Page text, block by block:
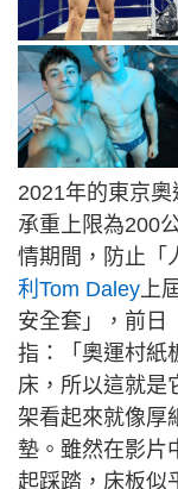
2021年的東京
承重上限為200
情期間，防止「
利Tom Daley上
安全套」，前日
指：「奧運村紙
床，所以這就是
架看起來就像厚
墊。雖然在影片
起踩踏，床板似